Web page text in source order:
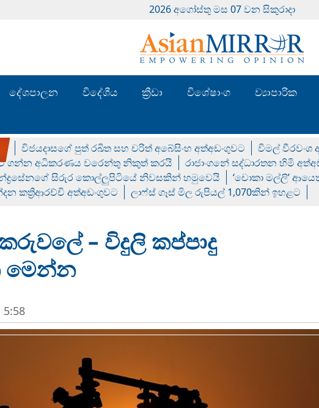
2026 අගෝස්‍තු මස 07 වන සිකුරාදා
දේශපාලන විදේශීය ක්‍රීඩා විශේෂාංග ව්‍යාපාරික
විජයදාසගේ පුත් රඛිත සහ චරිත් අබේසිංහ අත්අඩංගුවට විමල් වීරවංශ
ගන්න අධිකරණය වරෙන්තු නිකුත් කරයි
රාජාංගනේ සද්ධාරතන හිමි
සිරුර කොල්ලුපිටියේ නිවසකින් හමුවෙයි
‘චොකා මල්ලි’
කත්‍රිආරච්චි අත්අඩංගුවට
ලාෆ්ස් ගෑස් මිල රුපියල් 1,070කින් ඉහළට
– විදුලි කප්පාදු
මෙන්න